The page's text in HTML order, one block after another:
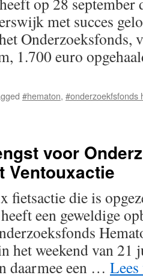
met succes
Onderzoeksfonds,
1.700 euro
#hematon, #onderzoekfsfonds
voor
Ventouxactie
fietsactie die is
een geweldige
het weekend van 21
daarmee een …